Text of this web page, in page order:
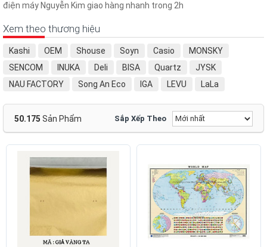
điện máy Nguyễn Kim giao hàng nhanh trong 2h
Xem theo thương hiệu
Kashi OEM Shouse Soyn Casio
MONSKY
SENCOM
INUKA Deli BISA Quartz
JYSK
NAU FACTORY
Song An Eco IGA LEVU
LaLa
GH
thegioibang Newstar PROLEA PL
TOKI TIME
3Times
KANA Lock&Lock Vaithuhay
FaSoLa
Baseus
BENRI SHOP
Crystal Bohemia
DAICAT
KAKAO FRIENDS Loberon
LuckyJQR
Tanaka
TLG Thành Long
50.175 Sản Phẩm Sắp Xếp Theo